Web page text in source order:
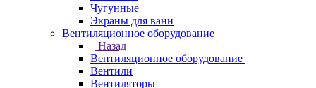
Чугунные
Экраны для ванн
Вентиляционное оборудование
Назад
Вентиляционное оборудование
Вентили
Вентиляторы